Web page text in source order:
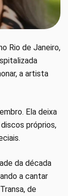
Rio de Janeiro,
a artista
Ela deixa
próprios,
da década
a cantar
de